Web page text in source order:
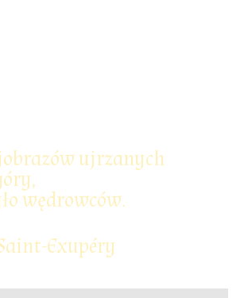
ujrzanych
wędrowców.
Exupéry